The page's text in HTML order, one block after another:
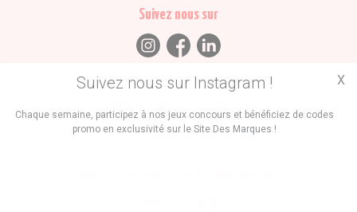
Suivez nous sur Instagram !
Chaque semaine, participez à nos jeux concours et bénéficiez de codes
promo en exclusivité sur le Site Des Marques !
X
Suivez nous sur
Trouvez des
Promos Marques Boutiques